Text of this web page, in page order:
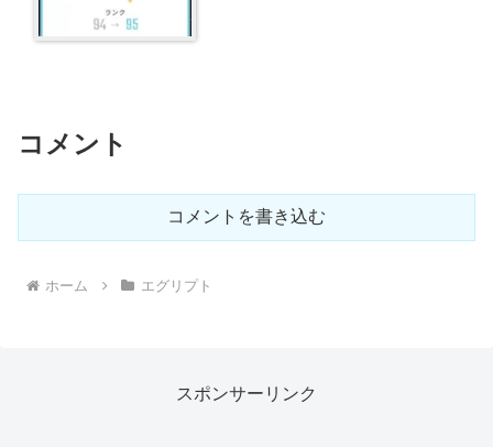
コメント
コメントを書き込む
ホーム エグリプト
スポンサーリンク